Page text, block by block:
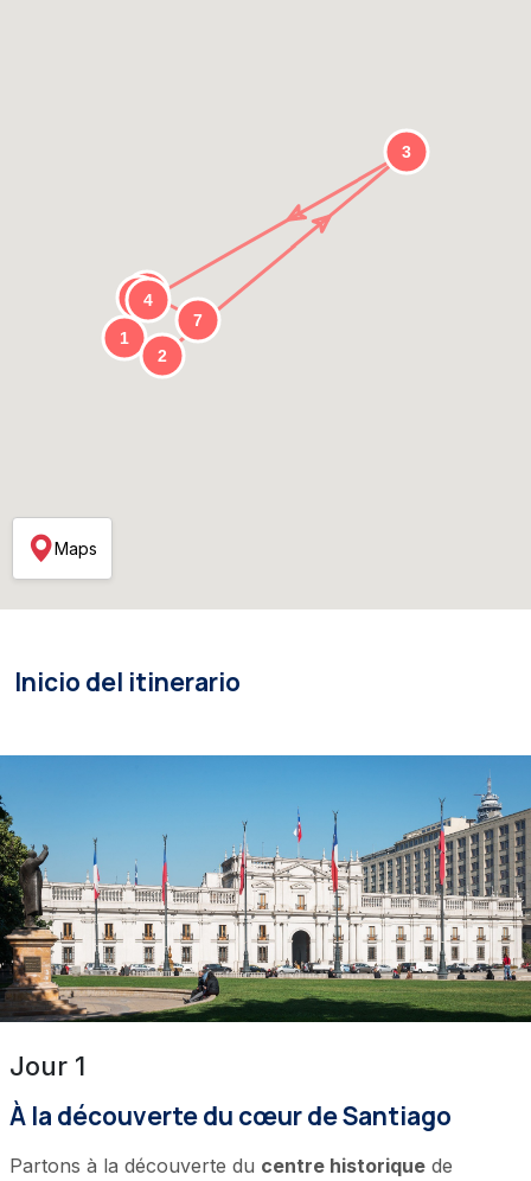
Maps
Inicio del itinerario
Jour 1
À la découverte du cœur de Santiago
Partons à la découverte du centre historique de